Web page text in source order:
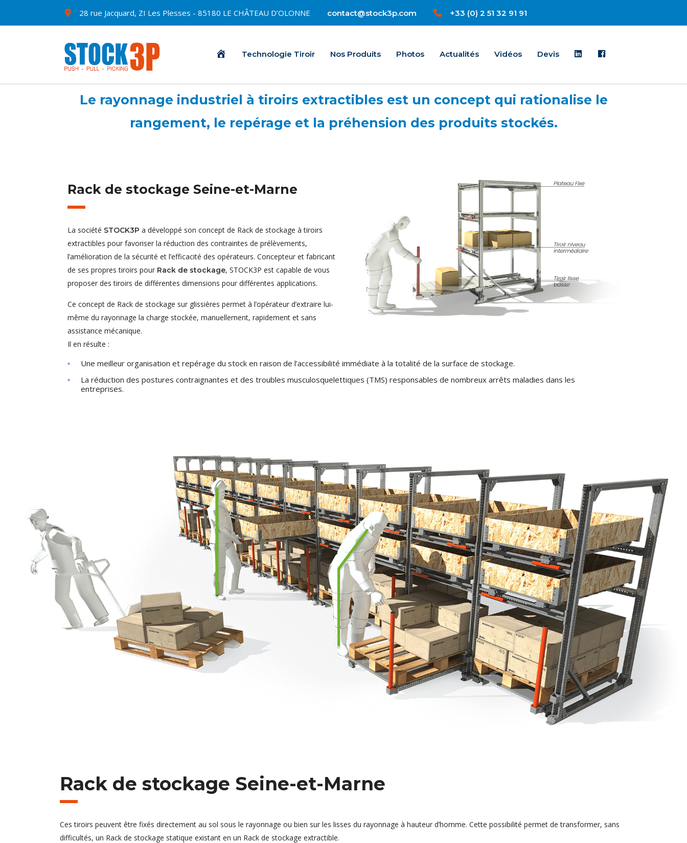
28 rue Jacquard, ZI Les Plesses - 85180 LE CHÂTEAU D’OLONNE contact@stock3p.com +33 (0) 2 51 32 91 91
AccueilTechnologie Tiroir Nos Produits Photos Actualités Vidéos Devis Linkedin
Le rayonnage industriel à tiroirs extractibles est un concept qui rationalise le
rangement, le repérage et la préhension des produits stockés.
Rack de stockage Seine-et-Marne
La société STOCK3P a développé son concept de Rack de stockage à tiroirs
extractibles pour favoriser la réduction des contraintes de prélèvements,
l’amélioration de la sécurité et l’efficacité des opérateurs. Concepteur et fabricant
de ses propres tiroirs pour Rack de stockage, STOCK3P est capable de vous
proposer des tiroirs de différentes dimensions pour différentes applications.
Ce concept de Rack de stockage sur glissières permet à l’opérateur d’extraire lui-
même du rayonnage la charge stockée, manuellement, rapidement et sans
assistance mécanique.
Il en résulte :
Une meilleur organisation et repérage du stock en raison de l’accessibilité immédiate à la totalité de la surface de stockage.
La réduction des postures contraignantes et des troubles musculosquelettiques (TMS) responsables de nombreux arrêts maladies dans les
entreprises.
Rack de stockage Seine-et-Marne
Ces tiroirs peuvent être fixés directement au sol sous le rayonnage ou bien sur les lisses du rayonnage à hauteur d’homme. Cette possibilité permet de transformer, sans
difficultés, un Rack de stockage statique existant en un Rack de stockage extractible.